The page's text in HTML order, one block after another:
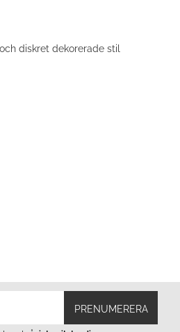
diskret dekorerade stil
PRENUMERERA